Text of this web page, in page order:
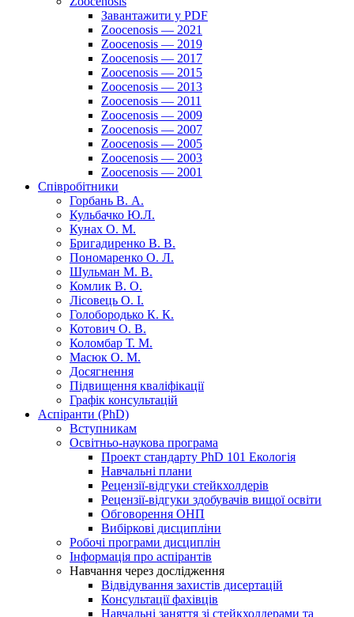
Завантажити у PDF
Zoocenosis — 2021
Zoocenosis — 2019
Zoocenosis — 2017
Zoocenosis — 2015
Zoocenosis — 2013
Zoocenosis — 2011
Zoocenosis — 2009
Zoocenosis — 2007
Zoocenosis — 2005
Zoocenosis — 2003
Zoocenosis — 2001
Співробітники
Горбань В. А.
Кульбачко Ю.Л.
Кунах О. М.
Бригадиренко В. В.
Пономаренко О. Л.
Шульман М. В.
Комлик В. О.
Лісовець О. І.
Голобородько К. К.
Котович О. В.
Коломбар Т. М.
Масюк О. М.
Досягнення
Підвищення кваліфікації
Графік консультацій
Аспіранти (PhD)
Вступникам
Освітньо-наукова програма
Проект стандарту PhD 101 Екологія
Навчальні плани
Рецензії-відгуки стейкхолдерів
Рецензії-відгуки здобувачів вищої освіти
Обговорення ОНП
Вибіркові дисципліни
Робочі програми дисциплін
Інформація про аспірантів
Навчання через дослідження
Відвідування захистів дисертацій
Консультації фахівців
Навчальні заняття зі стейкхолдерами та